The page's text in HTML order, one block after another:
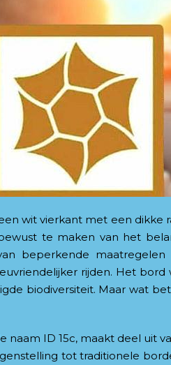
wit vierkant met een dikke
te maken van het
beperkende
rijden. Het
biodiversiteit. Maar wat
ID 15c, maakt deel uit
tot traditionele